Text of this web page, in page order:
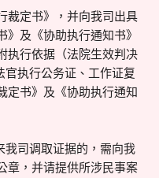
裁定书》，并向我司出具
》及《协助执行通知书》
执行依据（法院生效判决
执行公务证、工作证复
定书》及《协助执行通知
司调取证据的，需向我
章，并请提供所涉民事案